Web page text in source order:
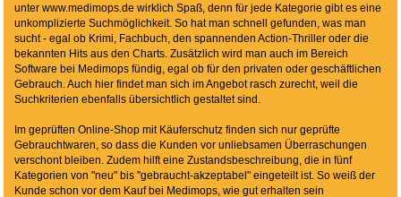
unter www.medimops.de wirklich Spaß, denn für jede Kategorie gibt es eine
unkomplizierte Suchmöglichkeit. So hat man schnell gefunden, was man
sucht - egal ob Krimi, Fachbuch, den spannenden Action-Thriller oder die
bekannten Hits aus den Charts. Zusätzlich wird man auch im Bereich
Software bei Medimops fündig, egal ob für den privaten oder geschäftlichen
Gebrauch. Auch hier findet man sich im Angebot rasch zurecht, weil die
Suchkriterien ebenfalls übersichtlich gestaltet sind.
Im geprüften Online-Shop mit Käuferschutz finden sich nur geprüfte
Gebrauchtwaren, so dass die Kunden vor unliebsamen Überraschungen
verschont bleiben. Zudem hilft eine Zustandsbeschreibung, die in fünf
Kategorien von "neu" bis "gebraucht-akzeptabel" eingeteilt ist. So weiß der
Kunde schon vor dem Kauf bei Medimops, wie gut erhalten sein